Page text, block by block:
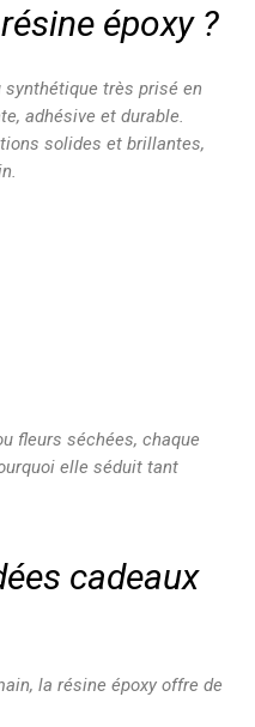
époxy ?
très prisé en
adhésive et durable.
solides et brillantes,
fleurs séchées, chaque
elle séduit tant
cadeaux
la résine époxy offre de